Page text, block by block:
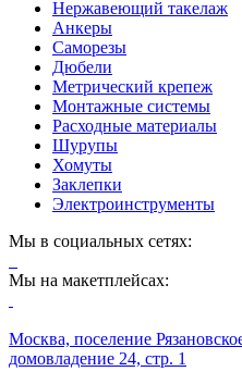
Нержавеющий такелаж
Анкеры
Саморезы
Дюбели
Метрический крепеж
Монтажные системы
Расходные материалы
Шурупы
Хомуты
Заклепки
Электроинструменты
Мы в социальных сетях:
Мы на макетплейсах:
Москва, поселение
домовладение 24, стр. 1